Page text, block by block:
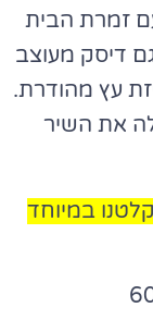
זמרת הבית
דיסק מעוצב
עץ מהודרת.
את השיר
במיוחד